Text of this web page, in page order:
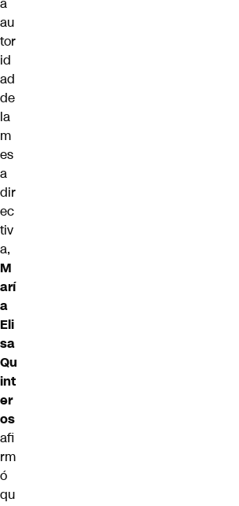
au
tor
id
ad
de
la
m
es
a
dir
ec
tiv
a,
M
arí
a
Eli
sa
Qu
int
er
os
afi
rm
ó
qu